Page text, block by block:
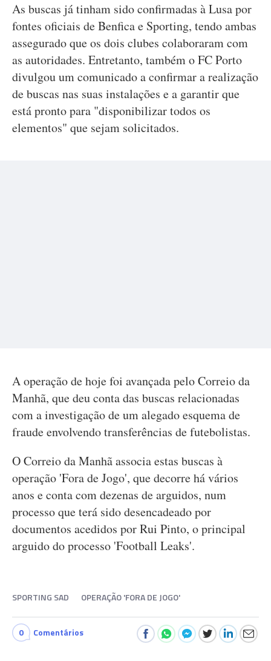
As buscas já tinham sido confirmadas à Lusa por
fontes oficiais de Benfica e Sporting, tendo ambas
assegurado que os dois clubes colaboraram com
as autoridades. Entretanto, também o FC Porto
divulgou um comunicado a confirmar a realização
de buscas nas suas instalações e a garantir que
está pronto para "disponibilizar todos os
elementos" que sejam solicitados.
A operação de hoje foi avançada pelo Correio da
Manhã, que deu conta das buscas relacionadas
com a investigação de um alegado esquema de
fraude envolvendo transferências de futebolistas.
O Correio da Manhã associa estas buscas à
operação 'Fora de Jogo', que decorre há vários
anos e conta com dezenas de arguidos, num
processo que terá sido desencadeado por
documentos acedidos por Rui Pinto, o principal
arguido do processo 'Football Leaks'.
SPORTING SAD OPERAÇÃO 'FORA DE JOGO'
0 Comentários